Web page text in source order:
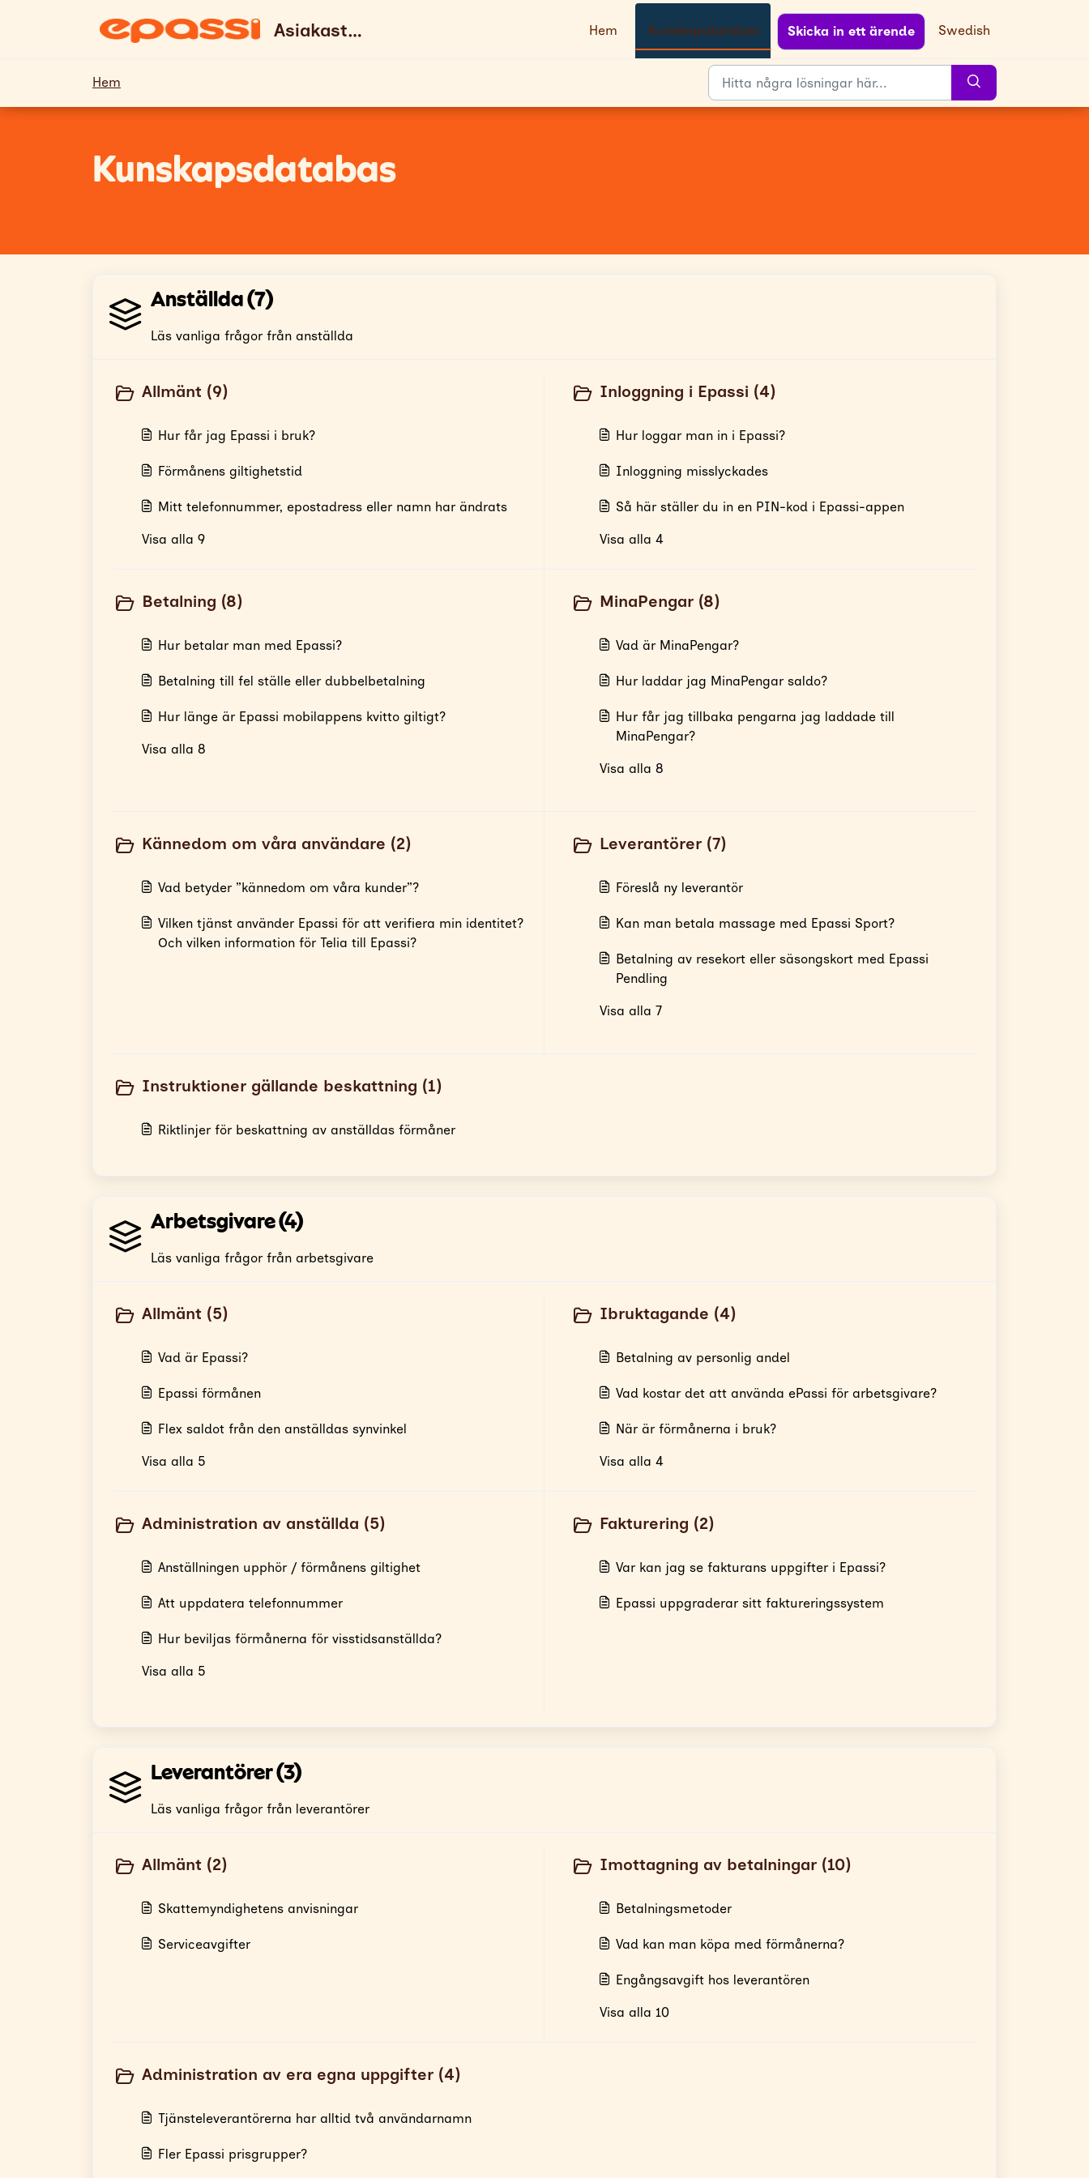
Asiakastuki & UKK Hem Kunskapsdatabas Skicka in ett ärende Swedish
Hem
Kunskapsdatabas
Anställda (7)
Läs vanliga frågor från anställda
Allmänt (9)
Hur får jag Epassi i bruk?
Förmånens giltighetstid
Mitt telefonnummer, epostadress eller namn har ändrats
Visa alla 9
Inloggning i Epassi (4)
Hur loggar man in i Epassi?
Inloggning misslyckades
Så här ställer du in en PIN-kod i Epassi-appen
Visa alla 4
Betalning (8)
Hur betalar man med Epassi?
Betalning till fel ställe eller dubbelbetalning
Hur länge är Epassi mobilappens kvitto giltigt?
Visa alla 8
MinaPengar (8)
Vad är MinaPengar?
Hur laddar jag MinaPengar saldo?
Hur får jag tillbaka pengarna jag laddade till
MinaPengar?
Visa alla 8
Kännedom om våra användare (2)
Vad betyder ”kännedom om våra kunder”?
Vilken tjänst använder Epassi för att verifiera min identitet?
Och vilken information för Telia till Epassi?
Leverantörer (7)
Föreslå ny leverantör
Kan man betala massage med Epassi Sport?
Betalning av resekort eller säsongskort med Epassi
Pendling
Visa alla 7
Instruktioner gällande beskattning (1)
Riktlinjer för beskattning av anställdas förmåner
Arbetsgivare (4)
Läs vanliga frågor från arbetsgivare
Allmänt (5)
Vad är Epassi?
Epassi förmånen
Flex saldot från den anställdas synvinkel
Visa alla 5
Ibruktagande (4)
Betalning av personlig andel
Vad kostar det att använda ePassi för arbetsgivare?
När är förmånerna i bruk?
Visa alla 4
Administration av anställda (5)
Anställningen upphör / förmånens giltighet
Att uppdatera telefonnummer
Hur beviljas förmånerna för visstidsanställda?
Visa alla 5
Fakturering (2)
Var kan jag se fakturans uppgifter i Epassi?
Epassi uppgraderar sitt faktureringssystem
Leverantörer (3)
Läs vanliga frågor från leverantörer
Allmänt (2)
Skattemyndighetens anvisningar
Serviceavgifter
Imottagning av betalningar (10)
Betalningsmetoder
Vad kan man köpa med förmånerna?
Engångsavgift hos leverantören
Visa alla 10
Administration av era egna uppgifter (4)
Tjänsteleverantörerna har alltid två användarnamn
Fler Epassi prisgrupper?